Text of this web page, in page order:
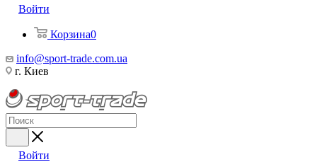
Войти
Корзина0
info@sport-trade.com.ua
г. Киев
Войти